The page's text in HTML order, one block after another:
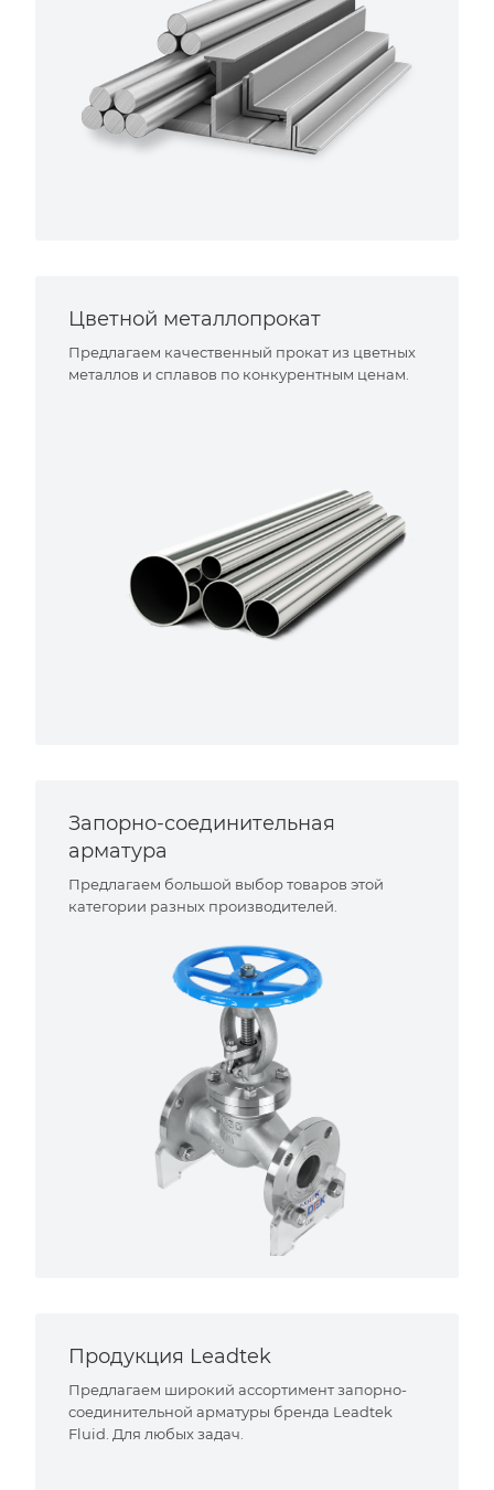
Цветной металлопрокат
Предлагаем качественный прокат из цветных
металлов и сплавов по конкурентным ценам.
Запорно-соединительная
арматура
Предлагаем большой выбор товаров этой
категории разных производителей.
Продукция Leadtek
Предлагаем широкий ассортимент запорно-
соединительной арматуры бренда Leadtek
Fluid. Для любых задач.